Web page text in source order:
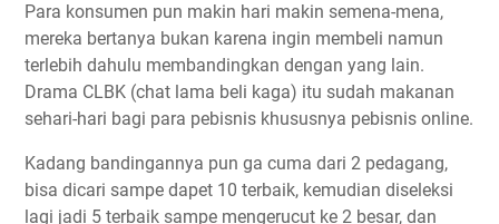
Para konsumen pun makin hari makin semena-mena,
mereka bertanya bukan karena ingin membeli namun
terlebih dahulu membandingkan dengan yang lain.
Drama CLBK (chat lama beli kaga) itu sudah makanan
sehari-hari bagi para pebisnis khususnya pebisnis online.
Kadang bandingannya pun ga cuma dari 2 pedagang,
bisa dicari sampe dapet 10 terbaik, kemudian diseleksi
lagi jadi 5 terbaik sampe mengerucut ke 2 besar, dan